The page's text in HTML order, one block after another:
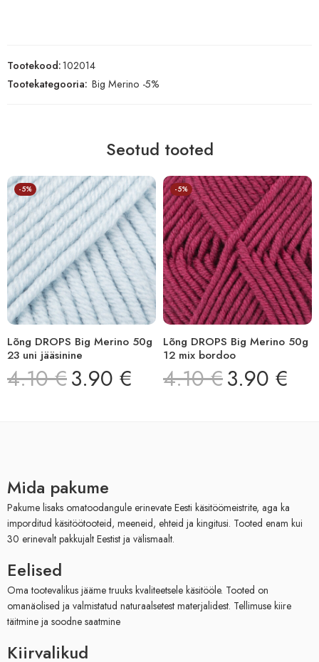
Tootekood:102014
Tootekategooria: Big Merino -5%
Seotud tooted
-5%
Lõng DROPS Big Merino 50g
23 uni jääsinine
4.10€3.90 €
-5%
Lõng DROPS Big Merino 50g
12 mix bordoo
4.10€3.90 €
Mida pakume
Pakume lisaks omatoodangule erinevate Eesti käsitöömeistrite, aga ka
imporditud käsitöötooteid, meeneid, ehteid ja kingitusi. Tooted enam kui
30 erinevalt pakkujalt Eestist ja välismaalt.
Eelised
Oma tootevalikus jääme truuks kvaliteetsele käsitööle. Tooted on
omanäolised ja valmistatud naturaalsetest materjalidest. Tellimuse kiire
täitmine ja soodne saatmine
Kiirvalikud